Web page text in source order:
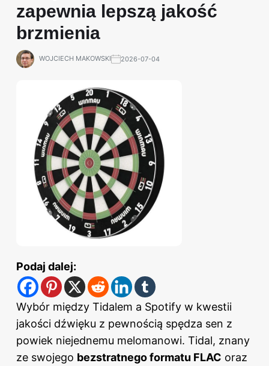
zapewnia lepszą jakość
brzmienia
WOJCIECH MAKOWSKI 2026-07-04
Podaj dalej:
Wybór między Tidalem a Spotify w kwestii
jakości dźwięku z pewnością spędza sen z
powiek niejednemu melomanowi. Tidal, znany
ze swojego bezstratnego formatu FLAC oraz